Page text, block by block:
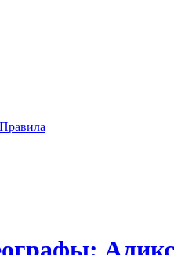
Правила